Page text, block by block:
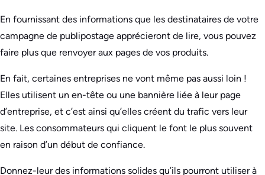
En fournissant des informations que les destinataires de votre
campagne de publipostage apprécieront de lire, vous pouvez
faire plus que renvoyer aux pages de vos produits.
En fait, certaines entreprises ne vont même pas aussi loin !
Elles utilisent un en-tête ou une bannière liée à leur page
d’entreprise, et c’est ainsi qu’elles créent du trafic vers leur
site. Les consommateurs qui cliquent le font le plus souvent
en raison d’un début de confiance.
Donnez-leur des informations solides qu’ils pourront utiliser à